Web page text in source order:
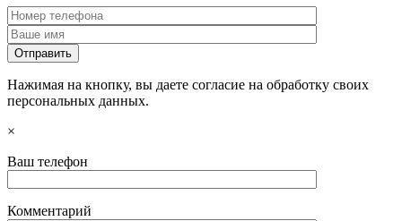
Нажимая на кнопку, вы даете согласие на обработку своих
персональных данных.
×
Ваш телефон
Комментарий